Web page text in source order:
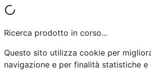
Ricerca prodotto in corso...
Questo sito utilizza cookie per
navigazione e per finalità statistiche e